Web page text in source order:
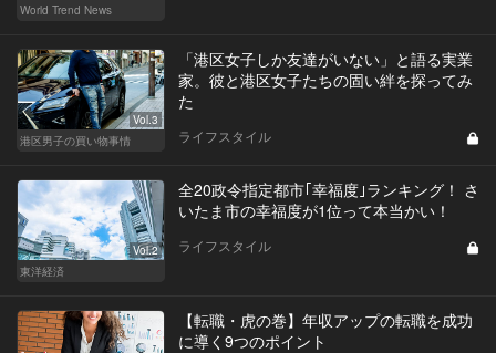
World Trend News
Vol.3
港区男子の買い物事情
「港区女子しか友達がいない」と語る実業
家。彼と港区女子たちの固い絆を探ってみ
た
ライフスタイル
Vol.2
東洋経済
全20政令指定都市｢幸福度｣ランキング！ さ
いたま市の幸福度が1位って本当かい！
ライフスタイル
【転職・虎の巻】年収アップの転職を成功
に導く9つのポイント